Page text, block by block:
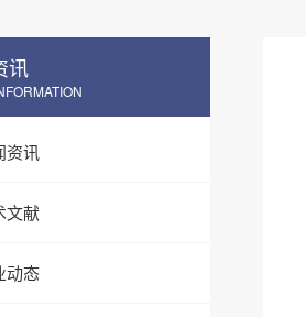
讯
资讯
文献
动态